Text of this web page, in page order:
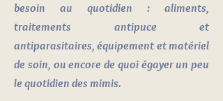
besoin au quotidien : aliments,
traitements antipuce et
antiparasitaires, équipement et matériel
de soin, ou encore de quoi égayer un peu
le quotidien des mimis.